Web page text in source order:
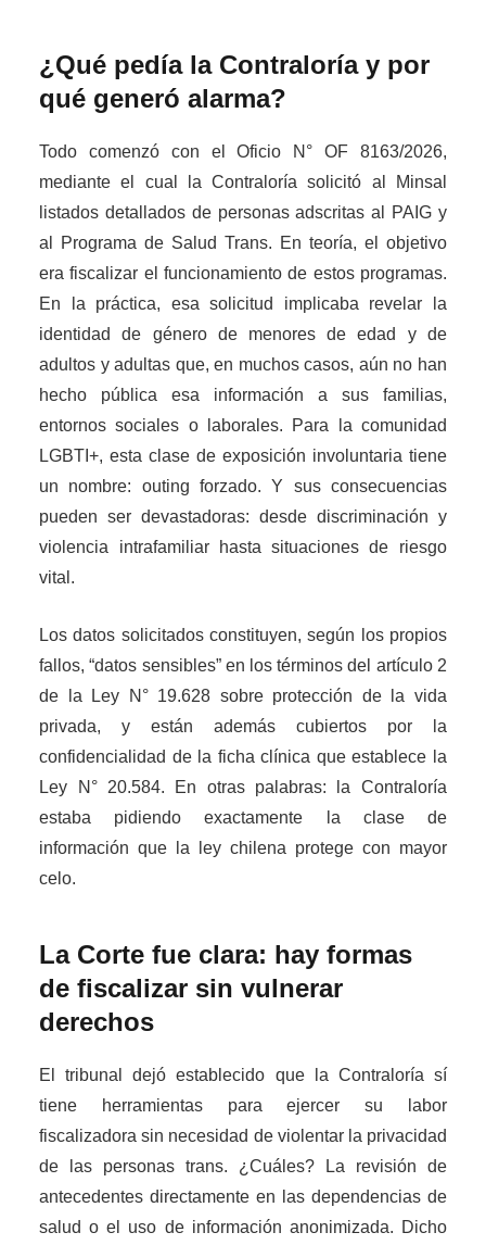
¿Qué pedía la Contraloría y por
qué generó alarma?
Todo comenzó con el Oficio N° OF 8163/2026,
mediante el cual la Contraloría solicitó al Minsal
listados detallados de personas adscritas al PAIG y
al Programa de Salud Trans. En teoría, el objetivo
era fiscalizar el funcionamiento de estos programas.
En la práctica, esa solicitud implicaba revelar la
identidad de género de menores de edad y de
adultos y adultas que, en muchos casos, aún no han
hecho pública esa información a sus familias,
entornos sociales o laborales. Para la comunidad
LGBTI+, esta clase de exposición involuntaria tiene
un nombre: outing forzado. Y sus consecuencias
pueden ser devastadoras: desde discriminación y
violencia intrafamiliar hasta situaciones de riesgo
vital.
Los datos solicitados constituyen, según los propios
fallos, “datos sensibles” en los términos del artículo 2
de la Ley N° 19.628 sobre protección de la vida
privada, y están además cubiertos por la
confidencialidad de la ficha clínica que establece la
Ley N° 20.584. En otras palabras: la Contraloría
estaba pidiendo exactamente la clase de
información que la ley chilena protege con mayor
celo.
La Corte fue clara: hay formas
de fiscalizar sin vulnerar
derechos
El tribunal dejó establecido que la Contraloría sí
tiene herramientas para ejercer su labor
fiscalizadora sin necesidad de violentar la privacidad
de las personas trans. ¿Cuáles? La revisión de
antecedentes directamente en las dependencias de
salud o el uso de información anonimizada. Dicho